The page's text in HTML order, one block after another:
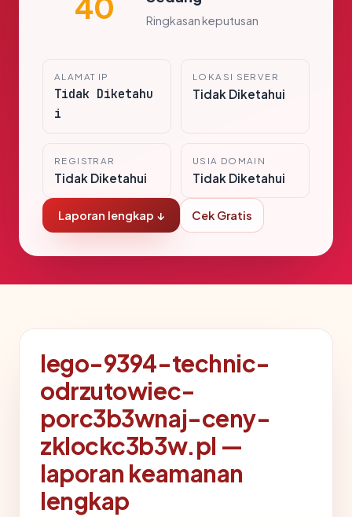
Ringkasan keputusan
ALAMAT IP
Tidak Diketahu
i
LOKASI SERVER
Tidak Diketahui
REGISTRAR
Tidak Diketahui
USIA DOMAIN
Tidak Diketahui
Laporan lengkap ↓ Cek Gratis
lego-9394-technic-
odrzutowiec-
porc3b3wnaj-ceny-
zklockc3b3w.pl —
laporan keamanan
lengkap